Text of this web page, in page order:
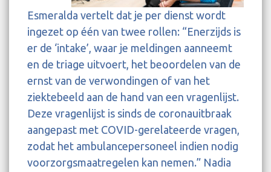
Esmeralda vertelt dat je per dienst wordt
ingezet op één van twee rollen: “Enerzijds is
er de ‘intake’, waar je meldingen aanneemt
en de triage uitvoert, het beoordelen van de
ernst van de verwondingen of van het
ziektebeeld aan de hand van een vragenlijst.
Deze vragenlijst is sinds de coronauitbraak
aangepast met COVID-gerelateerde vragen,
zodat het ambulancepersoneel indien nodig
voorzorgsmaatregelen kan nemen.” Nadia